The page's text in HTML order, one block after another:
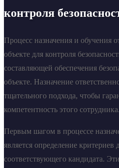
контроля
Процесс назначения и обучения
объекте для контроля
составляющей обеспечения
объекте. Назначение
тщательного подхода, чтобы
компетентность этого сотрудника.
Первым шагом в процессе
является определение критериев
соответствующего кандидата.